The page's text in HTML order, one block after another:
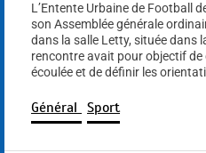
L’Entente Urbaine de Football
son Assemblée générale
dans la salle Letty, située dans
rencontre avait pour objectif de
écoulée et de définir les
Général Sport